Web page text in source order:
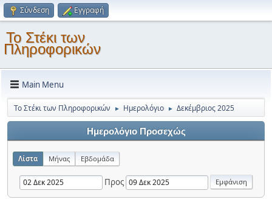
Σύνδεση Εγγραφή
Το Στέκι των
Πληροφορικών
Main Menu
Το Στέκι των Πληροφορικών ► Ημερολόγιο ► Δεκέμβριος 2025
Ημερολόγιο Προσεχώς
Λίστα Μήνας Εβδομάδα
Προς